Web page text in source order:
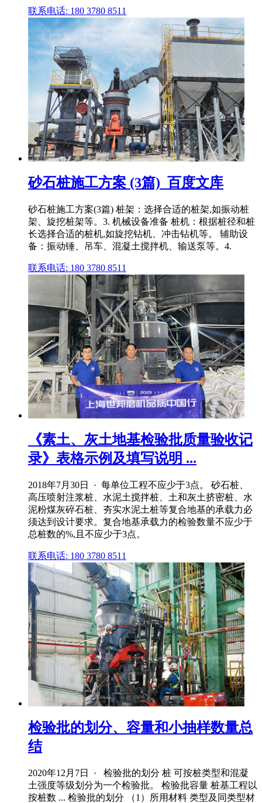
联系电话: 180 3780 8511
砂石桩施工方案 (3篇)_百度文库
砂石桩施工方案(3篇) 桩架：选择合适的桩架,如振动桩
架、旋挖桩架等。3. 机械设备准备 桩机：根据桩径和桩
长选择合适的桩机,如旋挖钻机、冲击钻机等。 辅助设
备：振动锤、吊车、混凝土搅拌机、输送泵等。4.
联系电话: 180 3780 8511
《素土、灰土地基检验批质量验收记
录》表格示例及填写说明 ...
2018年7月30日 · 每单位工程不应少于3点。 砂石桩、
高压喷射注浆桩、水泥土搅拌桩、土和灰土挤密桩、水
泥粉煤灰碎石桩、夯实水泥土桩等复合地基的承载力必
须达到设计要求。复合地基承载力的检验数量不应少于
总桩数的%,且不应少于3点。
联系电话: 180 3780 8511
检验批的划分、容量和小抽样数量总
结
2020年12月7日 · 检验批的划分 桩 可按桩类型和混凝
土强度等级划分为一个检验批。 检验批容量 桩基工程以
按桩数 ... 检验批的划分 （1）所用材料 类型及同类型材